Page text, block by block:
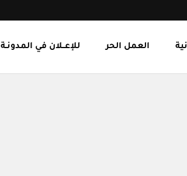
للإعــلان في المدونـة العمل الحر